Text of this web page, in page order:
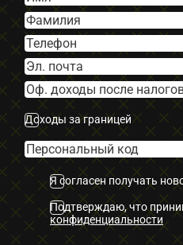
-Miglas lukturi.
-Autonomā apsilde.
-ISOFIX stiprinājumi bērnu
sēdeklīšiem.
-Navigācija.
-Key less.
-Bluetooth.
– U.C. ekstras
Доходы за границей
Я согласен получать
Подтверждаю, что
конфиденциальности